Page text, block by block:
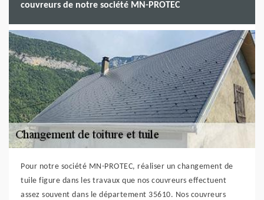
couvreurs de notre société MN-PROTEC
Pour notre société MN-PROTEC, réaliser un changement de
tuile figure dans les travaux que nos couvreurs effectuent
assez souvent dans le département 35610. Nos couvreurs